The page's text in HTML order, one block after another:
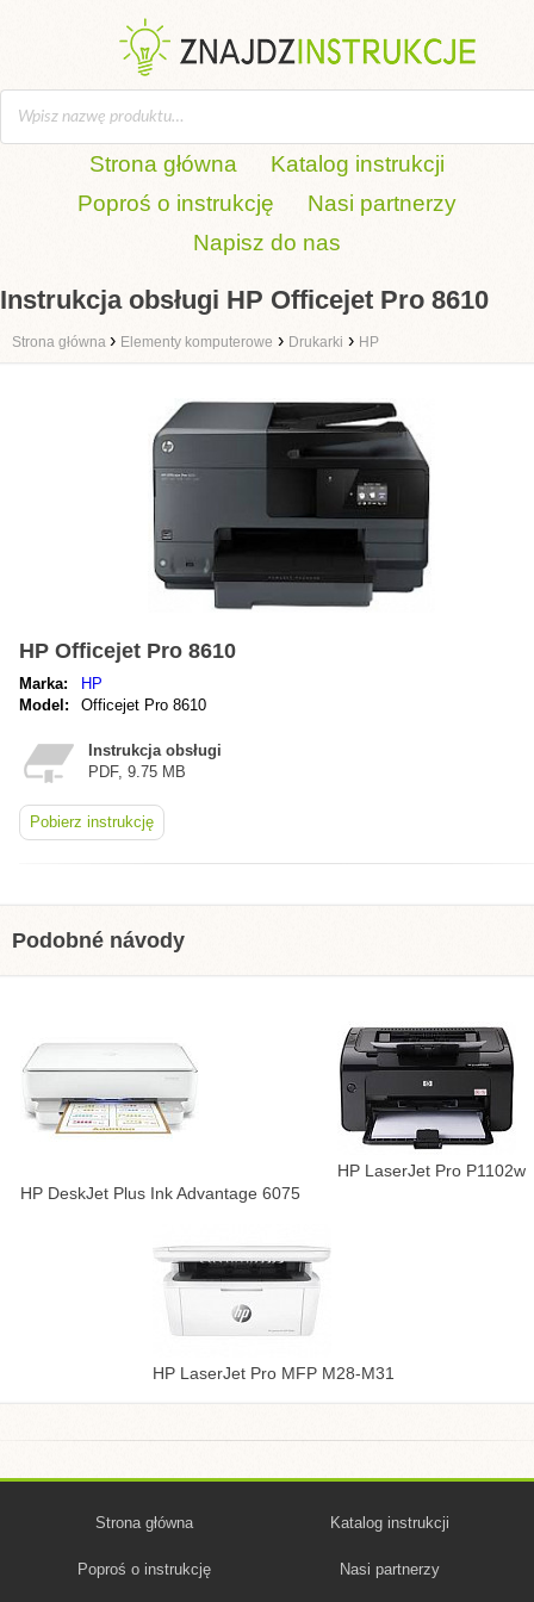
Strona główna
Katalog instrukcji
Poproś o instrukcję
Nasi partnerzy
Napisz do nas
Instrukcja obsługi HP Officejet Pro 8610
Strona główna › Elementy komputerowe › Drukarki › HP
HP Officejet Pro 8610
Marka:
HP
Model:
Officejet Pro 8610
Instrukcja obsługi
PDF, 9.75 MB
Pobierz instrukcję
Podobné návody
HP DeskJet Plus Ink Advantage 6075
HP LaserJet Pro P1102w
HP LaserJet Pro MFP M28-M31
Strona główna Katalog instrukcji
Poproś o instrukcję Nasi partnerzy